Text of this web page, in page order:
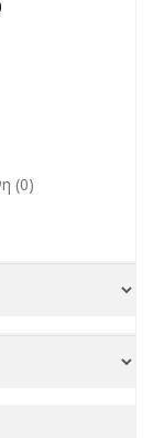
filter
(0)